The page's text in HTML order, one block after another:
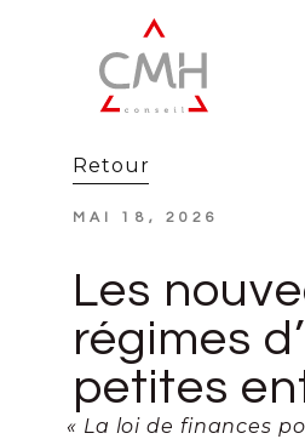
Retour
MAI 18, 2026
Les
régimes
petites
« La loi de finances